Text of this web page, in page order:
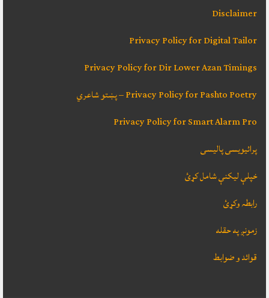
Disclaimer
Privacy Policy for Digital Tailor
Privacy Policy for Dir Lower Azan Timings
Privacy Policy for Pashto Poetry – پښتو شاعري
Privacy Policy for Smart Alarm Pro
پرائیویسی پالیسی
خپلې ليکنې شامل کړئ
رابطہ وکړئ
زمونږ په حقله
قوائد و ضوابط